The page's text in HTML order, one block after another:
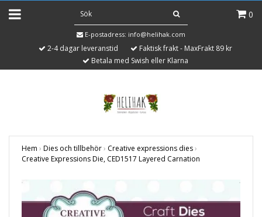
0
E-postadress: info@helihak.com
2-4 dagar leveranstid
Faktisk frakt - MaxFrakt 89 kr
Betala med Swish eller Klarna
Hem › Dies och tillbehör› Creative expressions dies›
Creative Expressions Die, CED1517 Layered Carnation